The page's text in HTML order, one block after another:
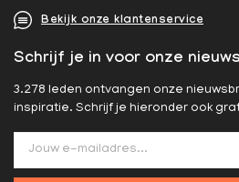
Bekijk onze klantenservice
Schrijf je in voor onze
3.278 leden ontvangen onze
inspiratie. Schrijf je hieronder ook